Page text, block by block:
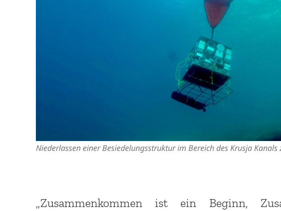
Niederlassen einer Besiedelungsstruktur im Bereich des Krusja
„Zusammenkommen ist ein Beginn,